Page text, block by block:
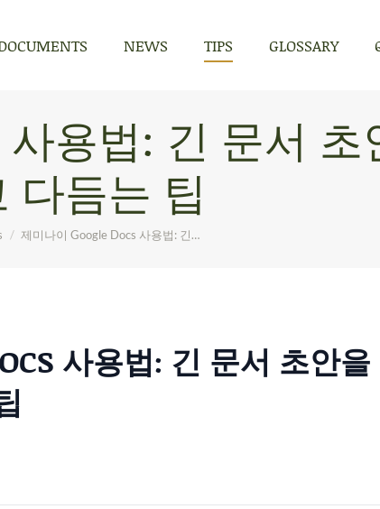
NEWS TIPS GLOSSARY
사용법: 긴 문서
다듬는 팁
제미나이 Google Docs 사용법: 긴…
사용법: 긴 문서 초안을